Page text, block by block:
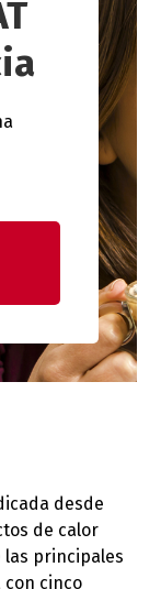
desde
de calor
las principales
con cinco